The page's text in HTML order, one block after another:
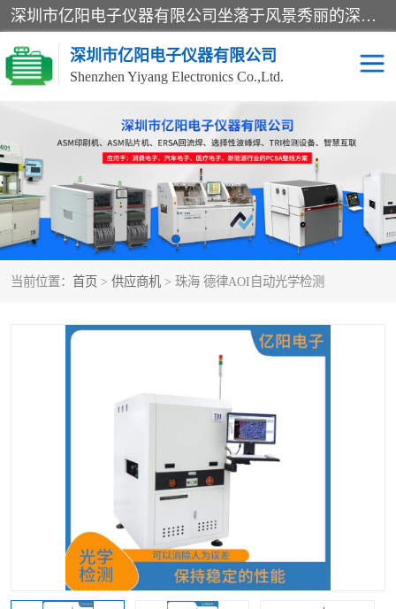
深圳市亿阳电子仪器有限公司坐落于风景秀丽的深圳市光明区，集SMT设备销售务为一体，努力为客户提供电子装配解决方案。与行业**SMT设备厂商：ASM（印刷机，锡膏检查机，贴片机），德国ERSA（爱莎）建立了稳固的代理合作关系，销售的设备一直保持**电子装配行业未来发展方向，能够满足客户各种繁杂产品的生产应用。
深圳市亿阳电子仪器有限公司
Shenzhen Yiyang Electronics Co.,Ltd.
当前位置： 首页 > 供应商机 > 珠海 德律AOI自动光学检测
SX全自动高速贴片机 E系列中速贴片机
NeoHorizon全自动锡膏印
刷机
选择性波峰焊
VERSAFLOW-335
回流焊HOTFLOW 3/20e 波峰焊
BGA返修台HR600/2 自动光学检测TR7700QE
自动X射线检测机TR7600 组装电路板测试机
TR5001
XS全自动高速贴片机
TX 全自动高速贴片机